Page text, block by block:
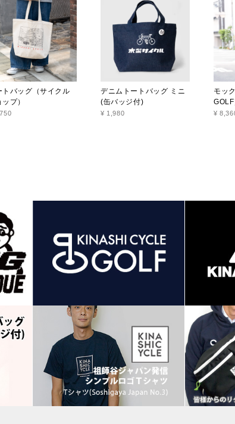
トバッグ（サイクル
プ）
デニムトートバッグ ミニ
(缶バッジ付)
¥ 1,980
モッ
GOLF
¥